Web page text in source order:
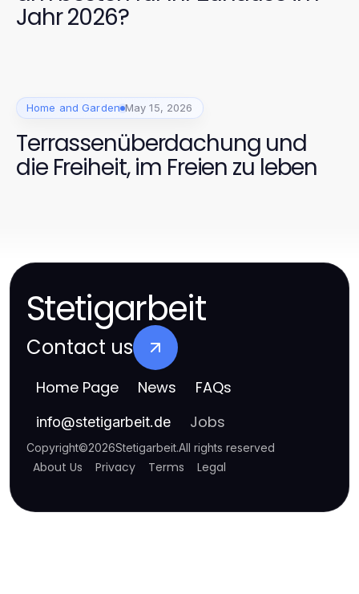
Jahr 2026?
Home and Garden May 15, 2026
Terrassenüberdachung und
die Freiheit, im Freien zu leben
Stetigarbeit
Contact us
Home Page News FAQs
info@stetigarbeit.de Jobs
Copyright©2026Stetigarbeit.All rights reserved
About Us Privacy Terms Legal